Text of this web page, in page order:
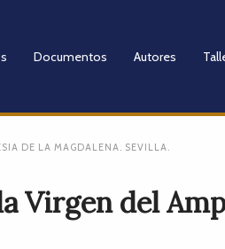
Documentos Autores
DE LA MAGDALENA. SEVILLA.
Virgen del